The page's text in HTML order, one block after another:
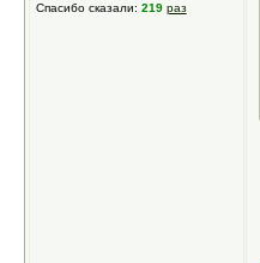
Спасибо сказали: 219 раз